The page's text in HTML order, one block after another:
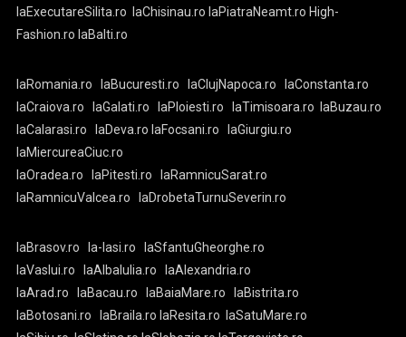
laExecutareSilita.ro
laChisinau.ro laPiatraNeamt.ro High-
Fashion.ro laBalti.ro
laRomania.ro laBucuresti.ro laClujNapoca.ro
laConstanta.ro
laCraiova.ro
laGalati.ro laPloiesti.ro laTimisoara.ro
laBuzau.ro
laCalarasi.ro
laDeva.ro laFocsani.ro
laGiurgiu.ro
laMiercureaCiuc.ro
laOradea.ro
laPitesti.ro
laRamnicuSarat.ro
laRamnicuValcea.ro
laDrobetaTurnuSeverin.ro
laBrasov.ro la-Iasi.ro
laSfantuGheorghe.ro
laVaslui.ro
laAlbaIulia.ro
laAlexandria.ro
laArad.ro
laBacau.ro laBaiaMare.ro
laBistrita.ro
laBotosani.ro
laBraila.ro laResita.ro
laSatuMare.ro